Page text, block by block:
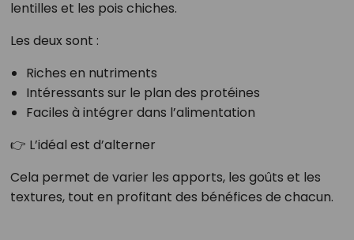
lentilles et les pois chiches.
Les deux sont :
Riches en nutriments
Intéressants sur le plan des protéines
Faciles à intégrer dans l’alimentation
👉 L’idéal est d’alterner
Cela permet de varier les apports, les goûts et les
textures, tout en profitant des bénéfices de chacun.